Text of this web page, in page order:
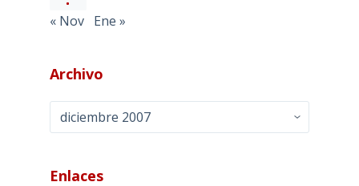
« Nov Ene »
Archivo
Archivo
Enlaces